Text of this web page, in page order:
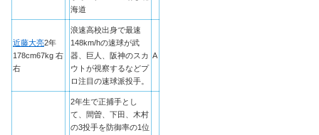
海道
近藤大亮2年
178cm67kg 右
右
浪速高校出身で最速
148km/hの速球が武
器、巨人、阪神のスカ
ウトが視察するなどプ
ロ注目の速球派投手。
A
2年生で正捕手とし
て、間曽、下田、木村
の3投手を防御率の1位